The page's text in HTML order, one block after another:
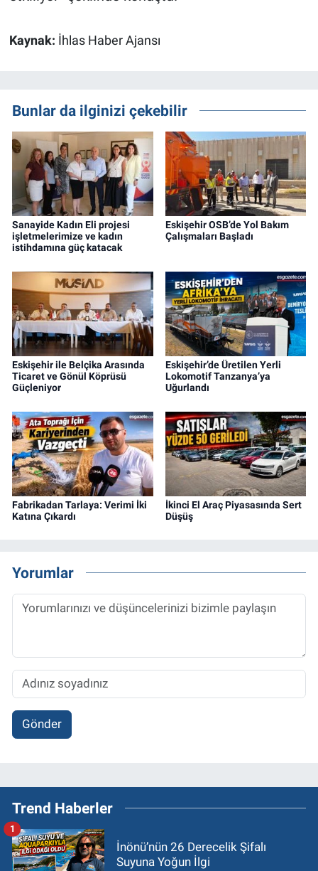
Kaynak: İhlas Haber Ajansı
Bunlar da ilginizi çekebilir
Sanayide Kadın Eli projesi
işletmelerimize ve kadın
istihdamına güç katacak
Eskişehir OSB’de Yol Bakım
Çalışmaları Başladı
Eskişehir ile Belçika Arasında
Ticaret ve Gönül Köprüsü
Güçleniyor
Eskişehir’de Üretilen Yerli
Lokomotif Tanzanya’ya
Uğurlandı
Fabrikadan Tarlaya: Verimi İki
Katına Çıkardı
İkinci El Araç Piyasasında Sert
Düşüş
Yorumlar
Gönder
Trend Haberler
İnönü’nün 26 Derecelik Şifalı
Suyuna Yoğun İlgi
1